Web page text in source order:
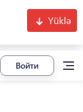
Yüklə
Войти